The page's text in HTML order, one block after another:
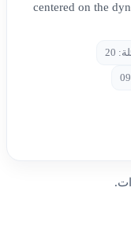
centered on the
20